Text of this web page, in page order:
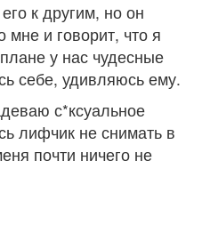
к другим, но он
мне и говорит, что я
у нас чудесные
себе, удивляюсь ему.
с*ксуальное
лифчик не снимать в
почти ничего не